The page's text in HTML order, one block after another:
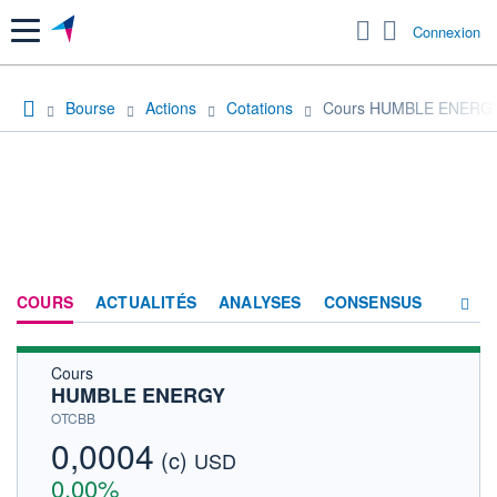
Menu Connexion
Bourse Actions Cotations Cours HUMBLE
COURS ACTUALITÉS ANALYSES CONSENSUS
Cours
HUMBLE ENERGY
OTCBB
0,0004 (c) USD
0,00%